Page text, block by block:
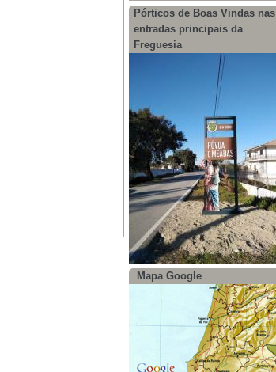
Pórticos de Boas Vindas nas
entradas principais da
Freguesia
Mapa Google